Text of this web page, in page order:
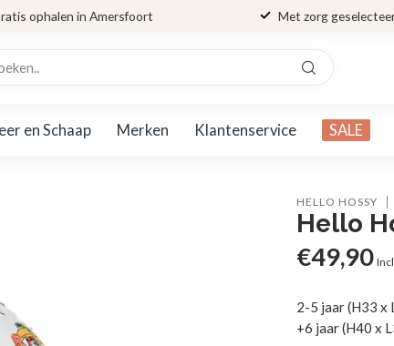
ophalen in Amersfoort Met zorg
en Schaap Merken Klantenservice SALE
HELLO HOSSY
Hello
€49,90
2-5 jaar (H33 x
+6 jaar (H40 x